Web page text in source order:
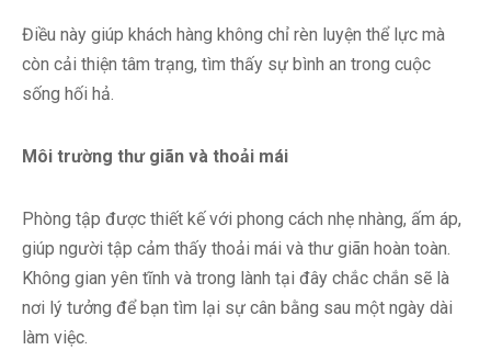
Điều này giúp khách hàng không chỉ rèn luyện thể lực mà
còn cải thiện tâm trạng, tìm thấy sự bình an trong cuộc
sống hối hả.
Môi trường thư giãn và thoải mái
Phòng tập được thiết kế với phong cách nhẹ nhàng, ấm áp,
giúp người tập cảm thấy thoải mái và thư giãn hoàn toàn.
Không gian yên tĩnh và trong lành tại đây chắc chắn sẽ là
nơi lý tưởng để bạn tìm lại sự cân bằng sau một ngày dài
làm việc.